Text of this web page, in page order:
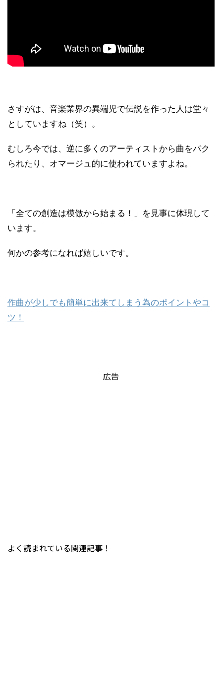
さすがは、音楽業界の異端児で伝説を作った人は堂々
としていますね（笑）。
むしろ今では、逆に多くのアーティストから曲をパク
られたり、オマージュ的に使われていますよね。
「全ての創造は模倣から始まる！」を見事に体現して
います。
何かの参考になれば嬉しいです。
作曲が少しでも簡単に出来てしまう為のポイントやコ
ツ！
広告
よく読まれている関連記事！